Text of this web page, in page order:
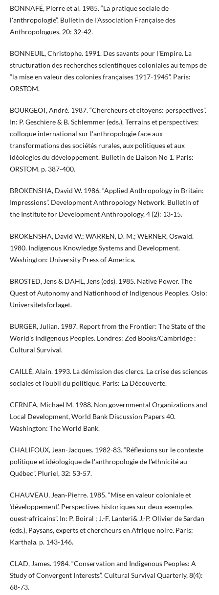
BONNAFÉ, Pierre et al. 1985. “La pratique sociale de
l'anthropologie”. Bulletin de l'Association Française des
Anthropologues, 20: 32-42.
BONNEUIL, Christophe. 1991. Des savants pour l'Empire. La
structuration des recherches scientifiques coloniales au temps de
“la mise en valeur des colonies françaises 1917-1945”. Paris:
ORSTOM.
BOURGEOT, André. 1987. “Chercheurs et citoyens: perspectives”.
In: P. Geschiere & B. Schlemmer (eds.), Terrains et perspectives:
colloque international sur l'anthropologie face aux
transformations des sociétés rurales, aux politiques et aux
idéologies du développement. Bulletin de Liaison No 1. Paris:
ORSTOM. p. 387-400.
BROKENSHA, David W. 1986. “Applied Anthropology in Britain:
Impressions”. Development Anthropology Network. Bulletin of
the Institute for Development Anthropology, 4 (2): 13-15.
BROKENSHA, David W.; WARREN, D. M.; WERNER, Oswald.
1980. Indigenous Knowledge Systems and Development.
Washington: University Press of America.
BROSTED, Jens & DAHL, Jens (eds). 1985. Native Power. The
Quest of Autonomy and Nationhood of Indigenous Peoples. Oslo:
Universitetsforlaget.
BURGER, Julian. 1987. Report from the Frontier: The State of the
World's Indigenous Peoples. Londres: Zed Books/Cambridge :
Cultural Survival.
CAILLÉ, Alain. 1993. La démission des clercs. La crise des sciences
sociales et l'oubli du politique. Paris: La Découverte.
CERNEA, Michael M. 1988. Non governmental Organizations and
Local Development, World Bank Discussion Papers 40.
Washington: The World Bank.
CHALIFOUX, Jean-Jacques. 1982-83. “Réflexions sur le contexte
politique et idéologique de l'anthropologie de l'ethnicité au
Québec”. Pluriel, 32: 53-57.
CHAUVEAU, Jean-Pierre. 1985. “Mise en valeur coloniale et
‘développement’. Perspectives historiques sur deux exemples
ouest-africains”. In: P. Boiral ; J.-F. Lanteri& J.-P. Olivier de Sardan
(eds.), Paysans, experts et chercheurs en Afrique noire. Paris:
Karthala. p. 143-146.
CLAD, James. 1984. “Conservation and Indigenous Peoples: A
Study of Convergent Interests”. Cultural Survival Quarterly, 8(4):
68-73.